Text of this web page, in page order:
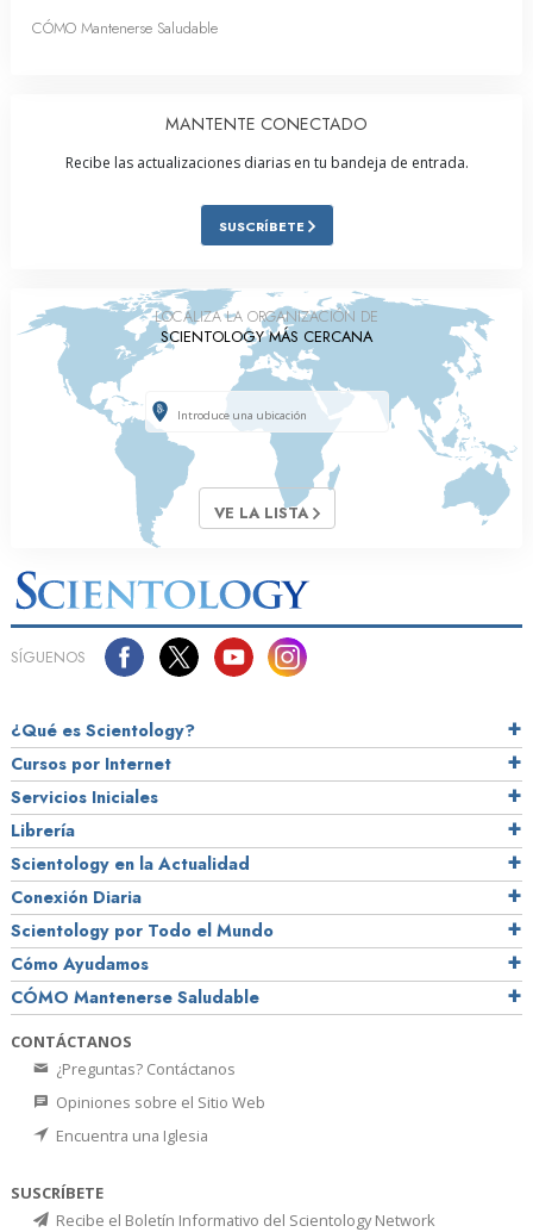
CÓMO Mantenerse Saludable
MANTENTE CONECTADO
Recibe las actualizaciones diarias en tu bandeja de entrada.
SUSCRÍBETE
LOCALIZA LA ORGANIZACIÓN DE
SCIENTOLOGY MÁS CERCANA
VE LA LISTA
SÍGUENOS
¿Qué es Scientology?
Cursos por Internet
Servicios Iniciales
Librería
Scientology en la Actualidad
Conexión Diaria
Scientology por Todo el Mundo
Cómo Ayudamos
CÓMO Mantenerse Saludable
CONTÁCTANOS
¿Preguntas? Contáctanos
Opiniones sobre el Sitio Web
Encuentra una Iglesia
SUSCRÍBETE
Recibe el Boletín Informativo del Scientology Network